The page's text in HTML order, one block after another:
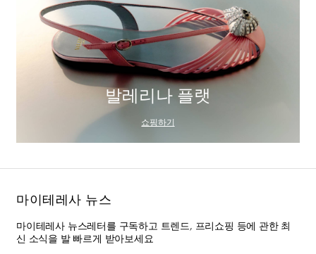
발레리나 플랫
쇼핑하기
마이테레사 뉴스
마이테레사 뉴스레터를 구독하고 트렌드, 프리쇼핑 등에 관한 최
신 소식을 발 빠르게 받아보세요